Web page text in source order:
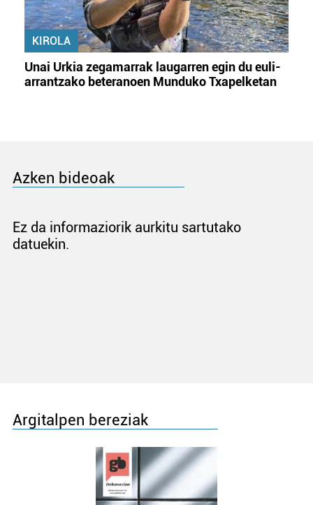
KIROLA
Unai Urkia zegamarrak laugarren egin du euli-
arrantzako beteranoen Munduko Txapelketan
Azken bideoak
Ez da informaziorik aurkitu sartutako
datuekin.
Argitalpen bereziak